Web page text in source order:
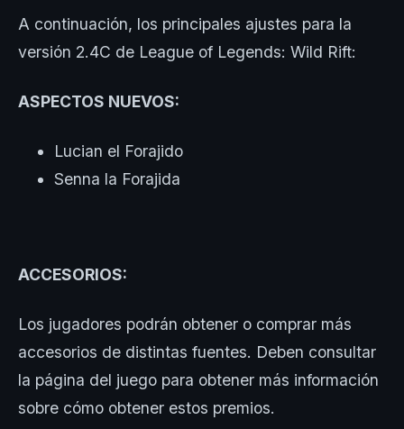
A continuación, los principales ajustes para la
versión 2.4C de League of Legends: Wild Rift:
ASPECTOS NUEVOS:
Lucian el Forajido
Senna la Forajida
ACCESORIOS:
Los jugadores podrán obtener o comprar más
accesorios de distintas fuentes. Deben consultar
la página del juego para obtener más información
sobre cómo obtener estos premios.